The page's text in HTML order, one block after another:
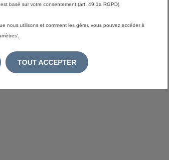
basé sur votre consentement (art. 49.1a RGPD).
nous utilisons et comment les gérer, vous pouvez accéder à
TOUT ACCEPTER